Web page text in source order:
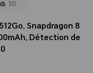
3D
Snapdragon 8
Détection de